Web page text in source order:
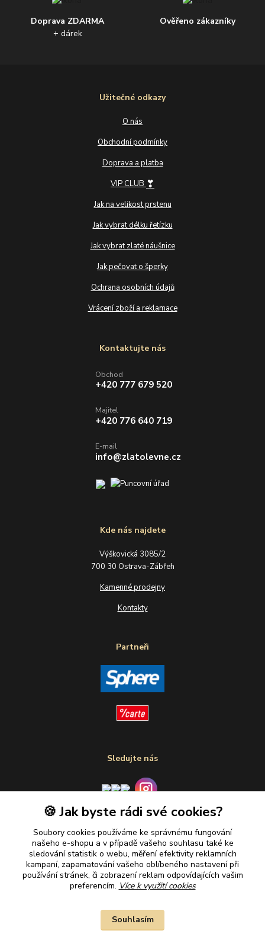
Doprava ZDARMA
+ dárek
Ověřeno zákazníky
Užitečné odkazy
O nás
Obchodní podmínky
Doprava a platba
VIP CLUB ❣
Jak na velikost prstenu
Jak vybrat délku řetízku
Jak vybrat zlaté náušnice
Jak pečovat o šperky
Ochrana osobních údajů
Vrácení zboží a reklamace
Kde nás najdete
Výškovická 3085/2
700 30 Ostrava-Zábřeh
Kamenné prodejny
Kontakty
Partneři
Sledujte nás
Kontaktujte nás
Obchod
+420 777 679 520
Majitel
+420 776 640 719
E-mail
info@zlatolevne.cz
🍪 Jak byste rádi své cookies?
Soubory cookies používáme ke správnému fungování
našeho e-shopu a v případě vašeho souhlasu také ke
sledování statistik o webu, měření efektivity reklamních
kampaní, zapamatování vašeho oblíbeného nastavení při
používání stránek, či zobrazení reklam odpovídajících vašim
preferencím. Více k využití cookies
Souhlasím